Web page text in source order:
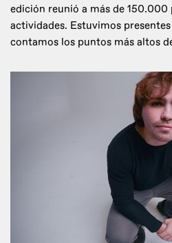
edición reunió a más de 150.000
actividades. Estuvimos
contamos los puntos más altos